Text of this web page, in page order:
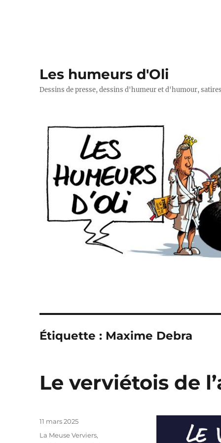
Les humeurs d'Oli
Dessins de presse, dessins d'humeur et d'humour,
Étiquette : Maxime Debra
Le verviétois de
Publié
11 mars 2025
Catégories
La Meuse Verviers,